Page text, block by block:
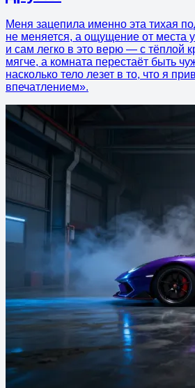
Меня зацепила именно эта тихая
не меняется, а ощущение от места
и сам легко в это верю — с тёплой
мягче, а комната перестаёт быть
насколько тело лезет в то, что я
впечатлением».